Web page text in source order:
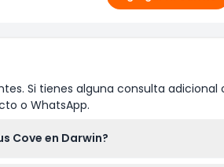
Si tienes alguna consulta
o WhatsApp.
Cove en Darwin?